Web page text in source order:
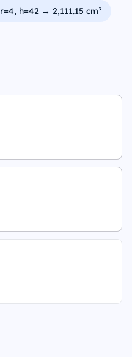
r=4, h=42 → 2,111.15 cm³